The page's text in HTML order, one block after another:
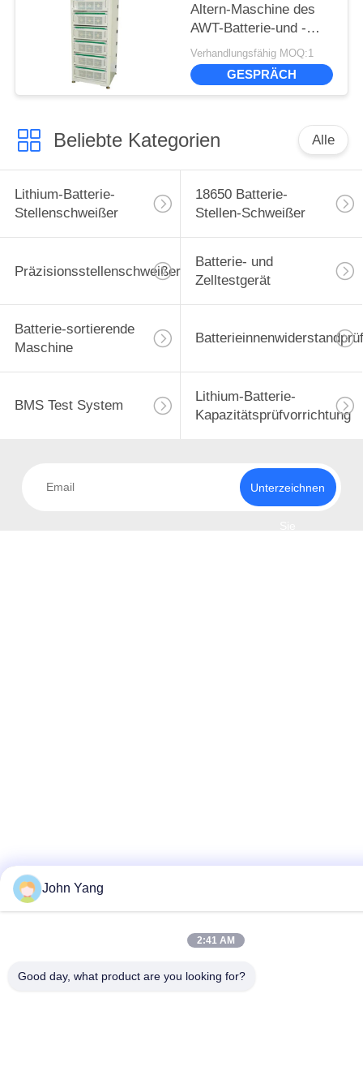
Altern-Maschine des
AWT-Batterie-und -
zelltestgerät-100V 40A
Verhandlungsfähig MOQ:1
GESPRÄCH
Beliebte Kategorien Alle
Lithium-Batterie-
Stellenschweißer
18650 Batterie-
Stellen-Schweißer
Präzisionsstellenschweißer
Batterie- und
Zelltestgerät
Batterie-sortierende
Maschine
BMS Test System
Lithium-Batterie-
Kapazitätsprüfvorrichtung
Unterzeichnen
John Yang
2:41 AM
Good day, what product are you looking for?